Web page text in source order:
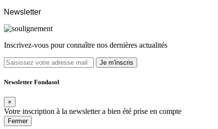
Newsletter
Inscrivez-vous pour connaître nos dernières actualités
Je m'inscris
Newsletter Fondasol
×
Votre inscription à la newsletter a bien été prise en compte
Fermer